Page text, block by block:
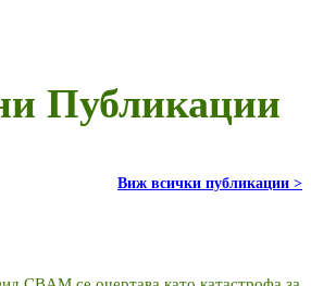
Публикации
Виж всички публикации >